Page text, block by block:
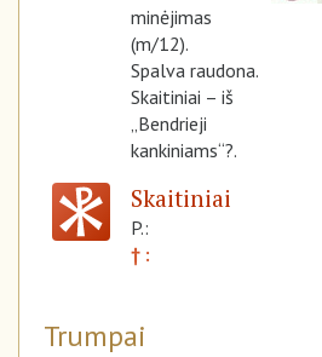
minėjimas
(m/12).
Spalva raudona.
Skaitiniai – iš
„Bendrieji
kankiniams“?.
Skaitiniai
P.:
† :
Trumpai